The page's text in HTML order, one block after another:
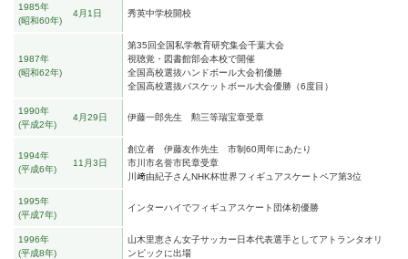
1985年
昭和60年
4月1日 秀英中学校開校
1987年
昭和62年
第35回全国私学教育研究集会千葉大会
視聴覚・図書館部会本校で開催
全国高校選抜ハンドボール大会初優勝
全国高校選抜バスケットボール大会優勝（6度目）
1990年
平成2年
4月29日 伊藤一郎先生 勲三等瑞宝章受章
1994年
平成6年
11月3日
創立者 伊藤友作先生 市制60周年にあたり
市川市名誉市民章受章
川﨑由紀子さんNHK杯世界フィギュアスケートペア第3位
1995年
平成7年
インターハイでフィギュアスケート団体初優勝
1996年
平成8年
山木里恵さん女子サッカー日本代表選手としてアトランタオリ
ンピックに出場